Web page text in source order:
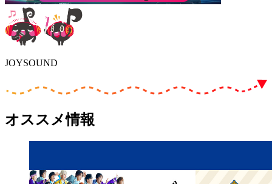
JOYSOUND
オススメ情報